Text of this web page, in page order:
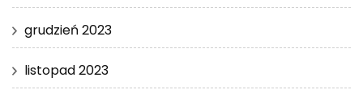
grudzień 2023
listopad 2023